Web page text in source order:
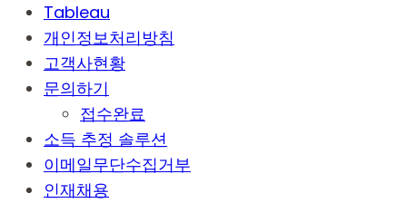
Tableau
개인정보처리방침
고객사현황
문의하기
접수완료
소득 추정 솔루션
이메일무단수집거부
인재채용